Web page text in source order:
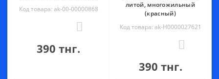
Код товара: ak-00-00000868
390 тнг.
литой, многожильный
(красный)
Код товара: ak-Н0000027621
390 тнг.